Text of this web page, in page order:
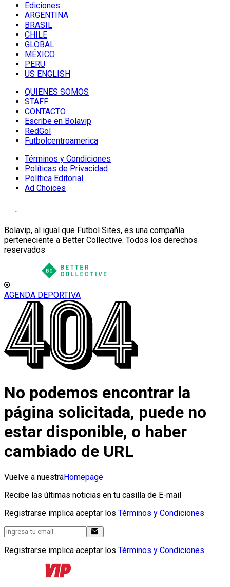
Ediciones
ARGENTINA
BRASIL
CHILE
GLOBAL
MÉXICO
PERU
US ENGLISH
QUIENES SOMOS
STAFF
CONTACTO
Escribe en Bolavip
RedGol
Futbolcentroamerica
Términos y Condiciones
Políticas de Privacidad
Política Editorial
Ad Choices
Bolavip, al igual que Futbol Sites, es una compañía
perteneciente a Better Collective. Todos los derechos
reservados
AGENDA DEPORTIVA
No podemos encontrar la
página solicitada, puede no
estar disponible, o haber
cambiado de URL
Vuelve a nuestraHomepage
Recibe las últimas noticias en tu casilla de E-mail
Registrarse implica aceptar los Términos y Condiciones
Registrarse implica aceptar los Términos y Condiciones